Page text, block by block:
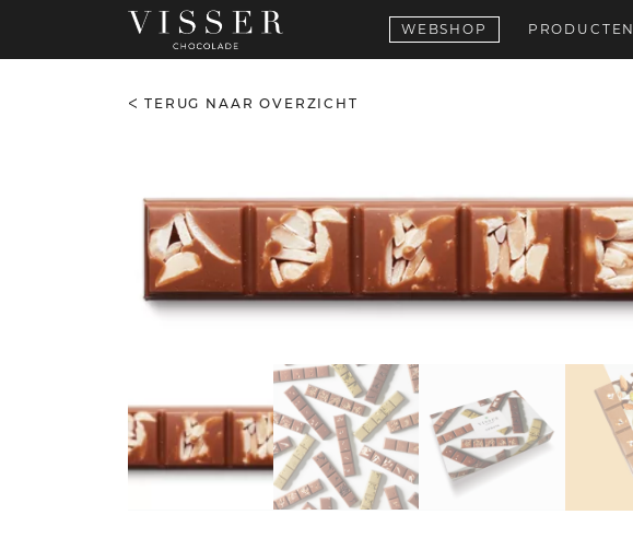
WEBSHOP PRODUCTEN
TERUG NAAR OVERZICHT